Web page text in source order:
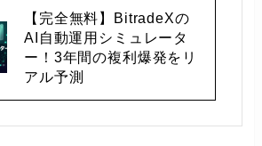
【完全無料】BitradeXの
AI自動運用シミュレータ
ー！3年間の複利爆発をリ
アル予測